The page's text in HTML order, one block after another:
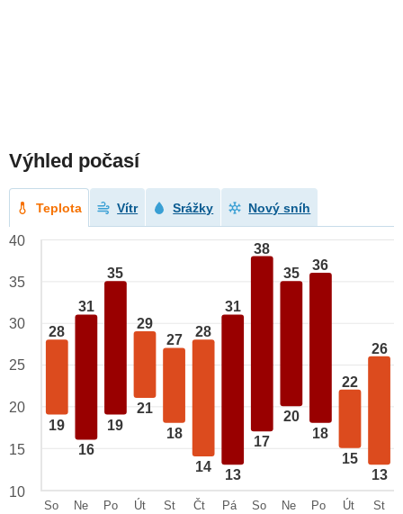
Výhled počasí
Teplota Vítr Srážky Nový sníh
28
19
31
16
35
19
29
21
27
18
28
14
31
13
38
17
35
20
36
18
22
15
26
13
40
35
30
25
20
15
10
So
Ne
Po
Út
St
Čt
Pá
So
Ne
Po
Út
St